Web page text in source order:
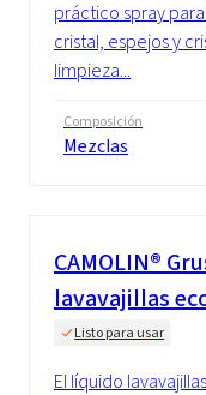
práctico spray
cristal, espejos y
limpieza...
Composición
Mezclas
CAMOLIN®
lavavajillas
Listo para usar
El líquido